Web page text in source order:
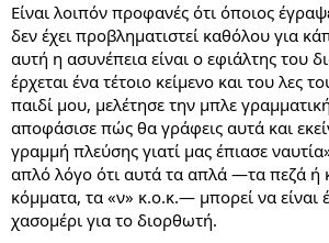
Είναι λοιπόν προφανές ότι όποιος
δεν έχει προβληματιστεί καθόλου για
αυτή η ασυνέπεια είναι ο εφιάλτης του
έρχεται ένα τέτοιο κείμενο και του λες
παιδί μου, μελέτησε την μπλε
αποφάσισε πώς θα γράφεις αυτά και
γραμμή πλεύσης γιατί μας έπιασε
απλό λόγο ότι αυτά τα απλά —τα πεζά ή
κόμματα, τα «ν» κ.ο.κ.— μπορεί να είναι
χασομέρι για το διορθωτή.